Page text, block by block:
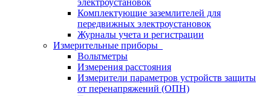
электроустановок
Комплектующие заземлителей для
передвижных электроустановок
Журналы учета и регистрации
Измерительные приборы
Вольтметры
Измерения расстояния
Измерители параметров устройств защиты
от перенапряжений (ОПН)